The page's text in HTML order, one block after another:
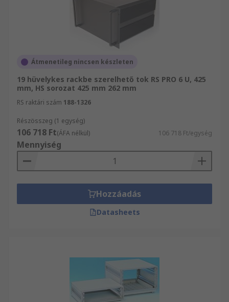
Átmenetileg nincsen készleten
19 hüvelykes rackbe szerelhető tok RS PRO 6 U, 425
mm, HS sorozat 425 mm 262 mm
RS raktári szám 188-1326
Részösszeg (1 egység)
106 718 Ft(ÁFA nélkül) 106 718 Ft/egység
Mennyiség
Hozzáadás
Datasheets